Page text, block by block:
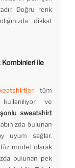
Doğru renk
dikkat
Kombinleri ile
tüm
ve
sweatshirt
bulunan
uyum sağlar.
model olarak
bulunan pek